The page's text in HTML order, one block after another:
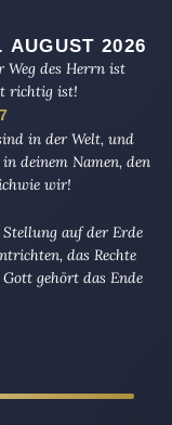
AUGUST 2026
Weg des Herrn ist
richtig ist!
in der Welt, und
deinem Namen, den
wir!
auf der Erde
das Rechte
gehört das Ende